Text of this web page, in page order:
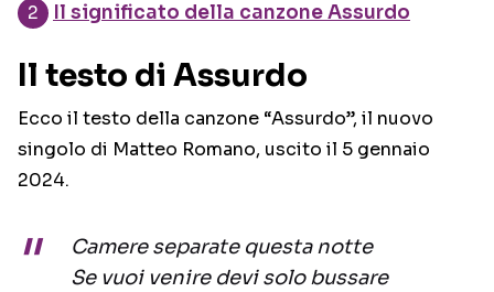
Il significato della canzone Assurdo
Il testo di Assurdo
Ecco il testo della canzone “Assurdo”, il nuovo
singolo di Matteo Romano, uscito il 5 gennaio
2024.
Camere separate questa notte
Se vuoi venire devi solo bussare